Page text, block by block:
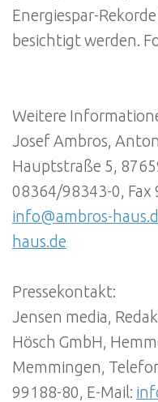
Energiespar-
besichtigt werden.
Weitere
Josef Ambros,
Hauptstraße 5,
08364/98343-0, Fax
info@ambros-
haus.de
Pressekontakt:
Jensen media,
Hösch GmbH,
Memmingen,
99188-80, E-Mail: